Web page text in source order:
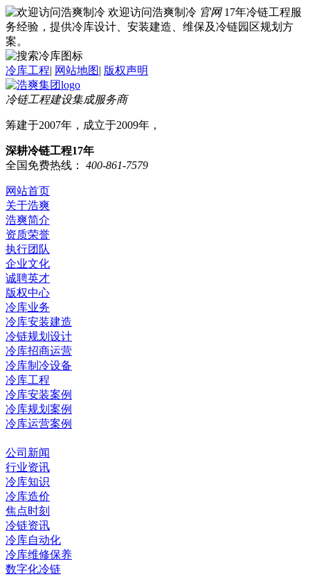
欢迎访问浩爽制冷 官网 17年冷链工程服
务经验，提供冷库设计、安装建造、维保及冷链园区规划方
案。
冷库工程| 网站地图| 版权声明
冷链工程建设集成服务商
筹建于2007年，成立于2009年，
深耕冷链工程17年
全国免费热线：
400-861-7579
网站首页
关于浩爽
浩爽简介
资质荣誉
执行团队
企业文化
诚聘英才
版权中心
冷库业务
冷库安装建造
冷链规划设计
冷库招商运营
冷库制冷设备
冷库工程
冷库安装案例
冷库规划案例
冷库运营案例
公司新闻
行业资讯
冷库知识
冷库造价
焦点时刻
冷链资讯
冷库自动化
冷库维修保养
数字化冷链